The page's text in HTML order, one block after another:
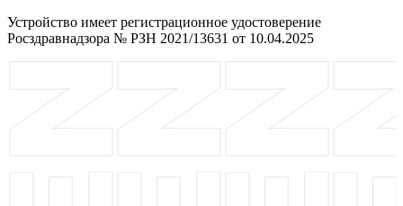
Устройство имеет регистрационное удостоверение
Росздравнадзора № РЗН 2021/13631 от 10.04.2025